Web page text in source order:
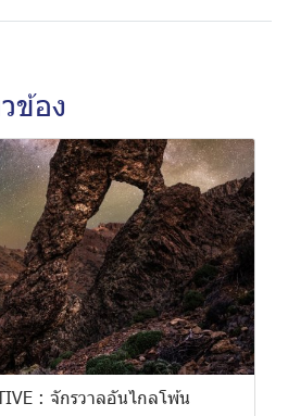
ข้อง
: จักรวาลอันไกลโพ้น